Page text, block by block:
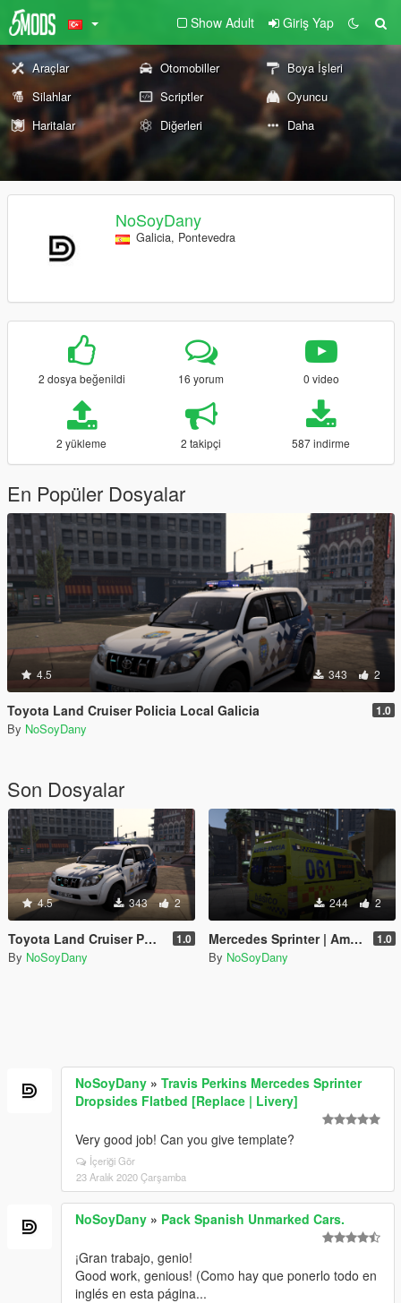
Show Adult Giriş Yap
Araçlar Otomobiller
Boya İşleri
Silahlar
Scriptler
Oyuncu
Haritalar
Diğerleri Daha
NoSoyDany
Galicia, Pontevedra
2 dosya beğenildi 16 yorum 0 video
2 yükleme 2 takipçi 587 indirme
En Popüler Dosyalar
4.5 343 2
Toyota Land Cruiser Policia Local Galicia 1.0
By NoSoyDany
Son Dosyalar
4.5 343 2
Toyota Land Cruiser Policia Local Galicia 1.0
By NoSoyDany
244 2
Mercedes Sprinter | Ambulacia SVB Galicia 1.0
By NoSoyDany
NoSoyDany » Travis Perkins Mercedes Sprinter
Dropsides Flatbed [Replace | Livery]
Very good job! Can you give template?
İçeriği Gör
23 Aralık 2020 Çarşamba
NoSoyDany » Pack Spanish Unmarked Cars.
¡Gran trabajo, genio!
Good work, genious! (Como hay que ponerlo todo en
inglés en esta página...